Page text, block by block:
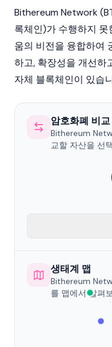
Bithereum Network
록체인)가 수행하지 못
움의 비전을 융합하여
하고, 확장성을 개선하
자체 블록체인이 있습
암호화폐 비교
Bithereum
교할 자산을 선
생태계 맵
Bithereum
를 맵에서 살펴